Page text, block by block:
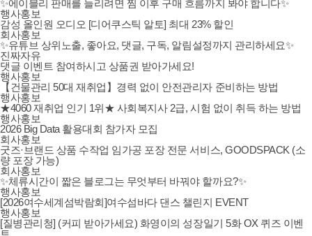
✨에이블리 판매를 늘리려면 찜 이후 구매 흐름까지 봐야 합니다✨
행사홍보
감성 올인원 오디오 [디어쿠스틱 알토] 최대 23% 할인
회사홍보
✨유튜브 상위노출, 좋아요, 댓글, 구독, 알림설정까지 관리하세요✨
진짜자유
댓글 이벤트 참여하시고 상품권 받아가세요!
행사홍보
【건물관리 50대 재취업】경력 없이 안전관리자 준비하는 방법
행사홍보
★4060 재취업 인기 1위★ 사회복지사 2급, 시험 없이 취득 하는 방법
행사홍보
2026 Big Data 활용대회 참가자 모집
회사홍보
굿즈·브랜드 상품 수작업 임가공 포장 전문 서비스, GOODSPACK (소
량 포장 가능)
회사홍보
✨체류시간이 짧은 블로그는 무엇부터 바꿔야 할까요?✨
행사홍보
[2026여수세계섬박람회]여수섬바다 댄스 챌린지 EVENT
행사홍보
[질병관리청] (커피 받아가세요) 화영이의 성장일기 5화 OX 퀴즈 이벤
트